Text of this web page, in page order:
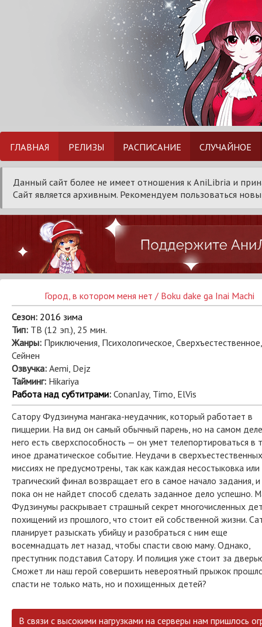
ГЛАВНАЯ РЕЛИЗЫ РАСПИСАНИЕ СЛУЧАЙНОЕ
Данный сайт более не имеет отношения к AniLibria и
Сайт является архивным. Рекомендуем пользоваться
Город, в котором меня нет / Boku dake ga Inai Machi
Сезон: 2016 зима
Тип: ТВ (12 эп.), 25 мин.
Жанры: Приключения, Психологическое, Сверхъестественное,
Сейнен
Озвучка: Aemi, Dejz
Тайминг: Hikariya
Работа над субтитрами: ConanJay, Timo, ElVis
Сатору Фудзинума мангака-неудачник, который работает в
пиццерии. На вид он самый обычный парень, но на самом
него есть сверхспособность — он умет телепортироваться в
иное драматическое событие. Неудачи в сверхъестественных
миссиях не предусмотрены, так как каждая несостыковка или
трагический финал возвращает его в самое начало задания, и
пока он не найдет способ сделать заданное дело успешно.
Фудзинумы раскрывает страшный секрет многочисленных
похищений из прошлого, что стоит ей собственной жизни.
планирует разыскать убийцу и разобраться с ним еще
восемнадцать лет назад, чтобы спасти свою маму. Однако,
преступник подставил Сатору. И полиция уже стоит за
Сможет ли наш герой совершить невероятный прыжок
спасти не только мать, но и похищенных детей?
В связи с высокими нагрузками на серверы нам пришлось